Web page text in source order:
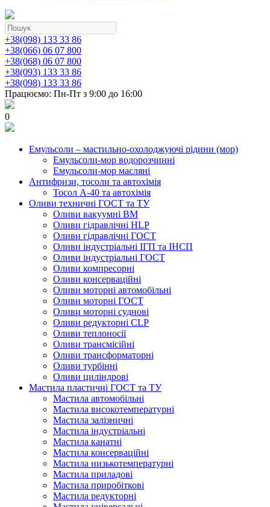
+38(098) 133 33 86
+38(066) 06 07 800
+38(068) 06 07 800
+38(093) 133 33 86
+38(098) 133 33 86
Працюємо: Пн-Пт з 9:00 до 16:00
0
Емульсоли – мастильно-охолоджуючі рідини (мор)
Емульсоли-мор водорозчинні
Емульсоли-мор масляні
Антифризи, тосоли та автохімія
Тосол А-40 та автохімія
Оливи техничні ГОСТ та ТУ
Оливи вакуумні ВМ
Оливи гідравлічні HLP
Оливи гідравлічні ГОСТ
Оливи індустріальні ІГП та ІНСП
Оливи індустріальні ГОСТ
Оливи компресорні
Оливи консерваційні
Оливи моторні автомобільні
Оливи моторні ГОСТ
Оливи моторні суднові
Оливи редукторні CLP
Оливи теплоносії
Оливи трансмісійні
Оливи трансформаторні
Оливи турбінні
Оливи циліндрові
Мастила пластичні ГОСТ та ТУ
Мастила автомобільні
Мастила високотемпературні
Мастила залізничні
Мастила індустріальні
Мастила канатні
Мастила консерваційні
Мастила низькотемпературні
Мастила приладові
Мастила приробіткові
Мастила редукторні